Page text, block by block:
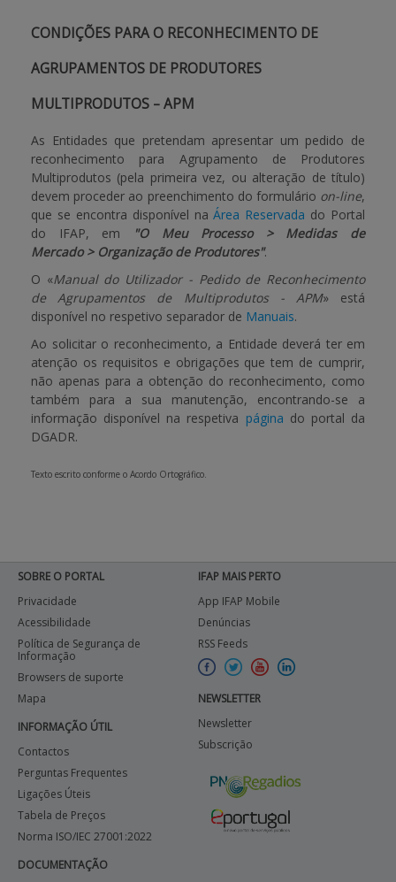
CONDIÇÕES PARA O RECONHECIMENTO DE
AGRUPAMENTOS DE PRODUTORES
MULTIPRODUTOS – APM
As Entidades que pretendam apresentar um pedido de
reconhecimento para Agrupamento de Produtores
Multiprodutos (pela primeira vez, ou alteração de título)
devem proceder ao preenchimento do formulário on-line,
que se encontra disponível naÁrea Reservada do Portal
do IFAP, em
"O Meu Processo > Medidas de
Mercado > Organização de Produtores".
O «Manual do Utilizador - Pedido de Reconhecimento
de Agrupamentos de Multiprodutos - APM» está
disponível no respetivo separador de Manuais.
Ao solicitar o reconhecimento, a Entidade deverá ter em
atenção os requisitos e obrigações que tem de cumprir,
não apenas para a obtenção do reconhecimento, como
também para a sua manutenção, encontrando-se a
informação disponível na respetiva página do portal da
DGADR.
Texto escrito conforme o Acordo Ortográfico.
SOBRE O PORTAL
Privacidade
Acessibilidade
Política de Segurança de
Informação
Browsers de suporte
Mapa
INFORMAÇÃO ÚTIL
Contactos
Perguntas Frequentes
Ligações Úteis
Tabela de Preços
Norma ISO/IEC 27001:2022
DOCUMENTAÇÃO
IFAP MAIS PERTO
App IFAP Mobile
Denúncias
RSS Feeds
NEWSLETTER
Newsletter
Subscrição